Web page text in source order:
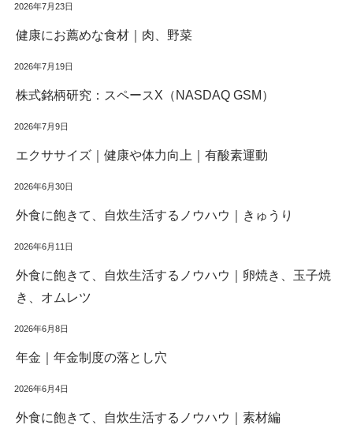
2026年7月23日
健康にお薦めな食材｜肉、野菜
2026年7月19日
株式銘柄研究：スペースX（NASDAQ GSM）
2026年7月9日
エクササイズ｜健康や体力向上｜有酸素運動
2026年6月30日
外食に飽きて、自炊生活するノウハウ｜きゅうり
2026年6月11日
外食に飽きて、自炊生活するノウハウ｜卵焼き、玉子焼
き、オムレツ
2026年6月8日
年金｜年金制度の落とし穴
2026年6月4日
外食に飽きて、自炊生活するノウハウ｜素材編